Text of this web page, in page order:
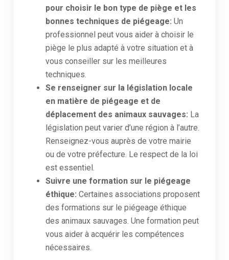
pour choisir le bon type de piège et les
bonnes techniques de piégeage: Un
professionnel peut vous aider à choisir le
piège le plus adapté à votre situation et à
vous conseiller sur les meilleures
techniques.
Se renseigner sur la législation locale
en matière de piégeage et de
déplacement des animaux sauvages: La
législation peut varier d’une région à l’autre.
Renseignez-vous auprès de votre mairie
ou de votre préfecture. Le respect de la loi
est essentiel.
Suivre une formation sur le piégeage
éthique: Certaines associations proposent
des formations sur le piégeage éthique
des animaux sauvages. Une formation peut
vous aider à acquérir les compétences
nécessaires.